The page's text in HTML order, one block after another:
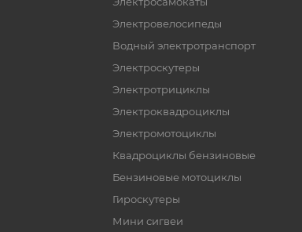
Электровелосипеды
Водный электротранспорт
Электроскутеры
Электротрициклы
Электроквадроциклы
Электромотоциклы
Квадроциклы бензиновые
Бензиновые мотоциклы
Гироскутеры
Мини сигвеи